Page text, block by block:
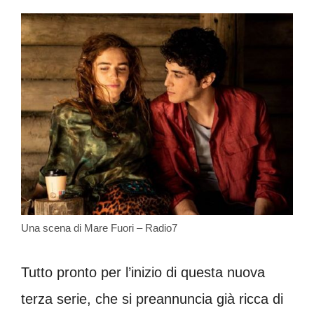
Una scena di Mare Fuori – Radio7
Tutto pronto per l’inizio di questa nuova
terza serie, che si preannuncia già ricca di